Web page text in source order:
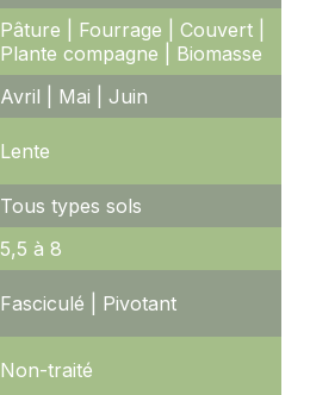
Pâture | Fourrage | Couvert |
Plante compagne | Biomasse
Avril | Mai | Juin
Lente
Tous types sols
5,5 à 8
Fasciculé | Pivotant
Non-traité